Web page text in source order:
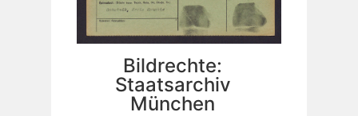
Bildrechte:
Staatsarchiv
München